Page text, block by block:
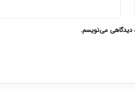
دیدگاهی می‌نویسم.